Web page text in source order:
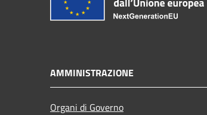
AMMINISTRAZIONE
Organi di Governo